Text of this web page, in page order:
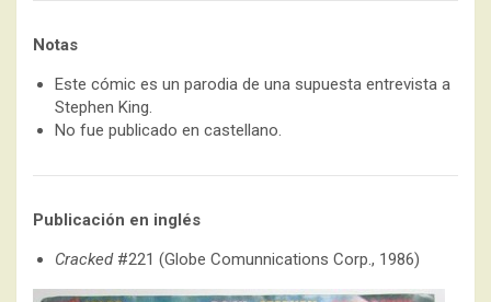
Notas
Este cómic es un parodia de una supuesta entrevista a
Stephen King.
No fue publicado en castellano.
Publicación en inglés
Cracked#221 (Globe Comunnications Corp., 1986)